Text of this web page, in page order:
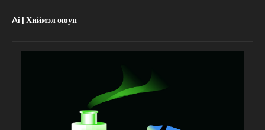
Ai | Хиймэл оюун